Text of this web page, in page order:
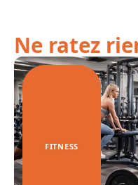
Ne ratez
FITNESS